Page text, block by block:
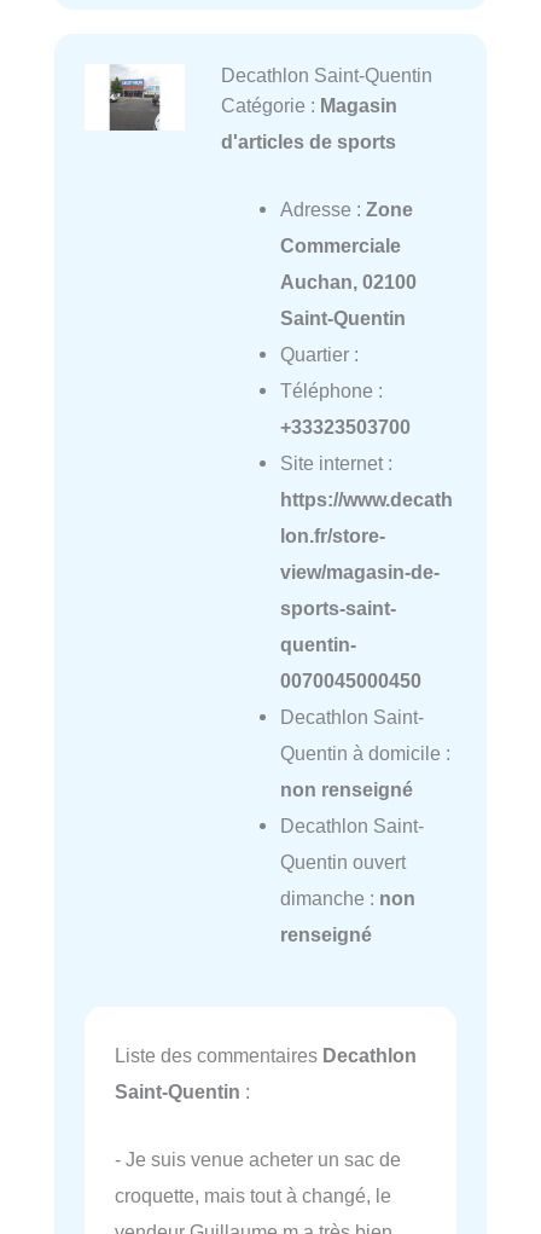
Decathlon Saint-Quentin
Catégorie : Magasin
d'articles de sports
Adresse : Zone
Commerciale
Auchan, 02100
Saint-Quentin
Quartier :
Téléphone :
+33323503700
Site internet :
https://www.decath
lon.fr/store-
view/magasin-de-
sports-saint-
quentin-
0070045000450
Decathlon Saint-
Quentin à domicile :
non renseigné
Decathlon Saint-
Quentin ouvert
dimanche : non
renseigné
Liste des commentaires Decathlon
Saint-Quentin :
- Je suis venue acheter un sac de
croquette, mais tout à changé, le